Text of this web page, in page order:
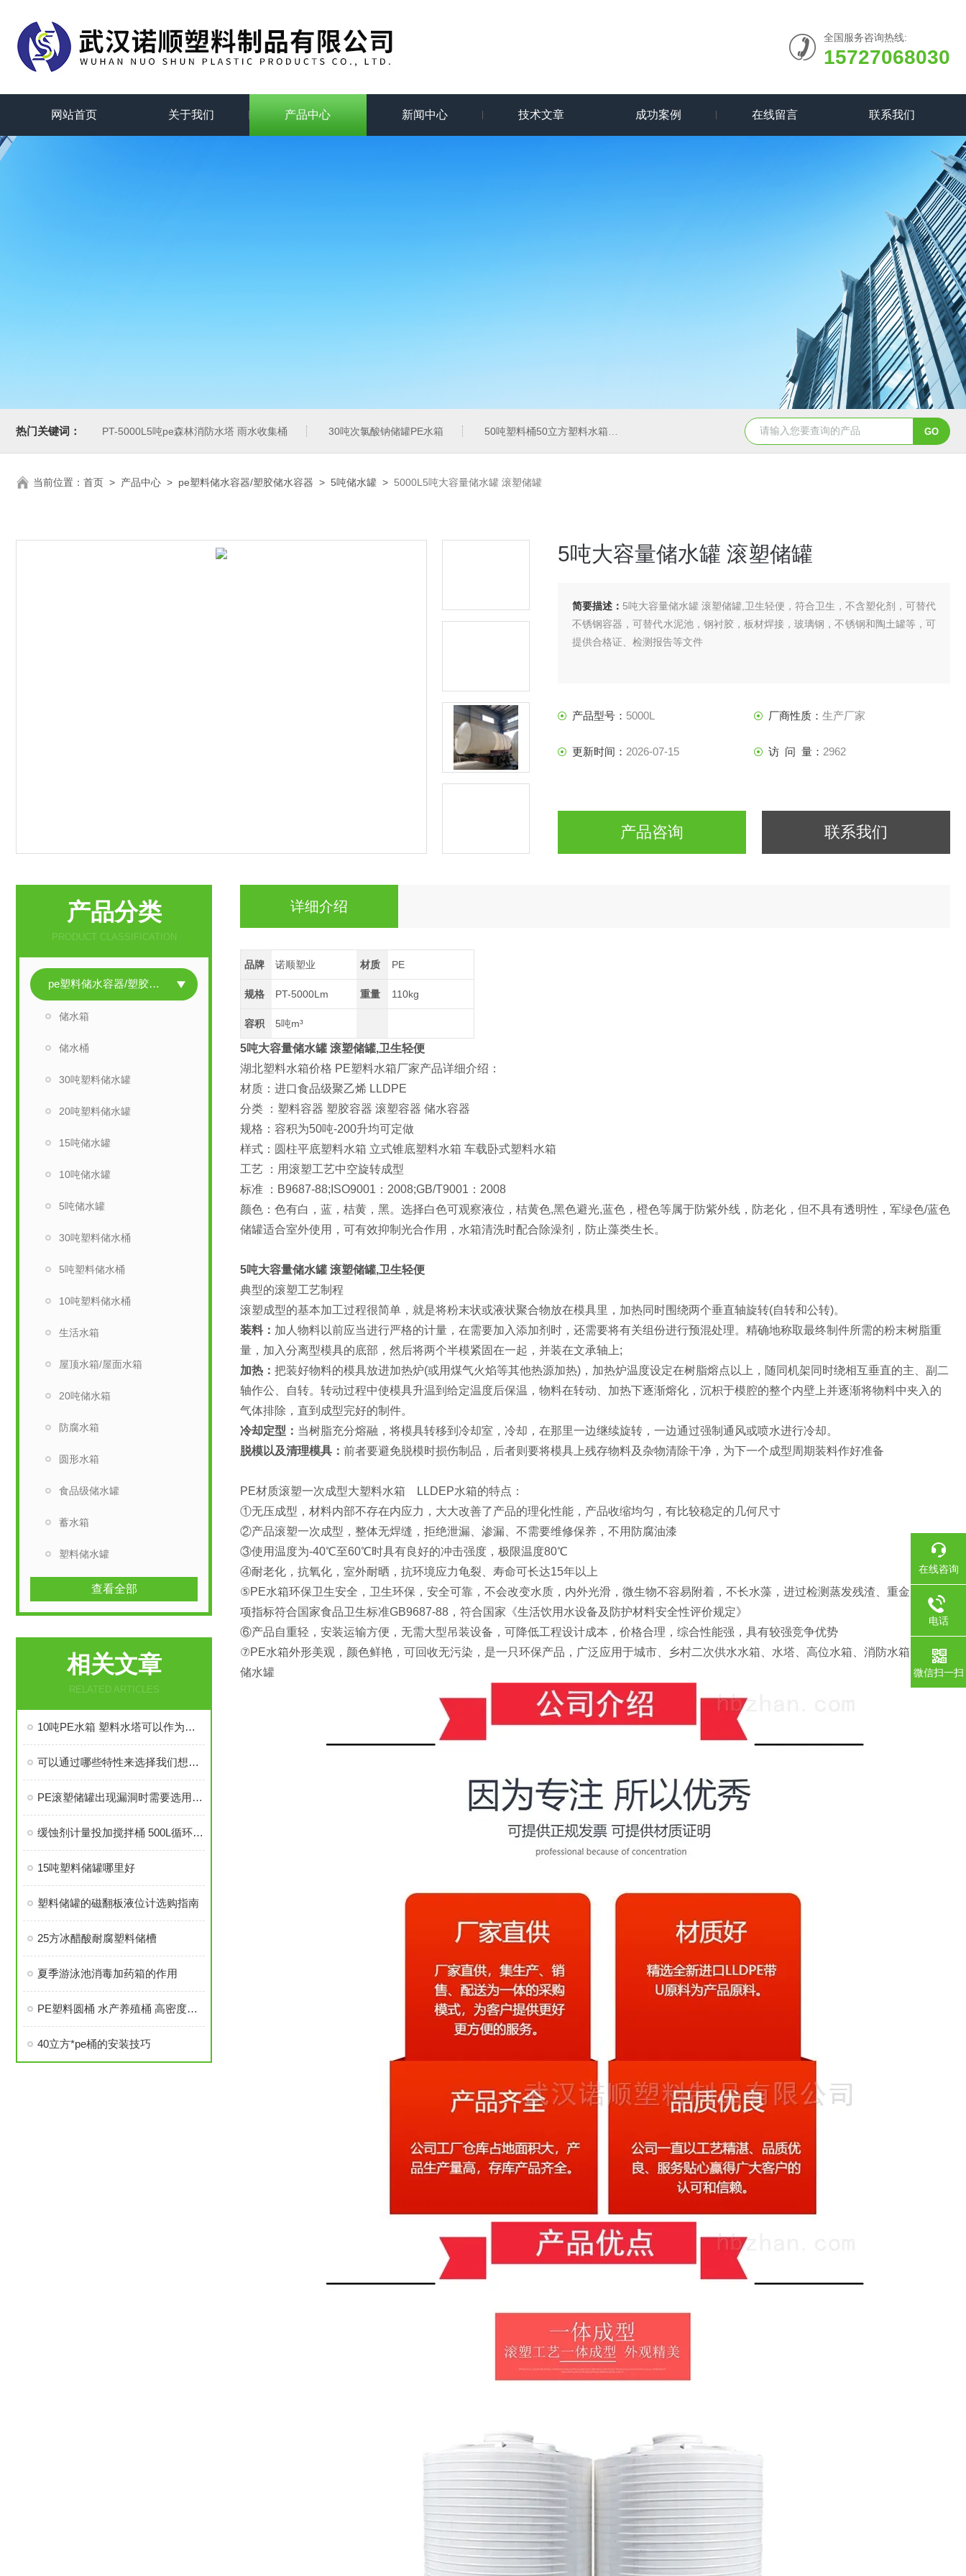
全国服务咨询热线:
15727068030
网站首页 关于我们 产品中心 新闻中心 技术文章 成功案例 在线留言 联系我们
热门关键词： PT-5000L5吨pe森林消防水塔 雨水收集桶 30吨次氯酸钠储罐PE水箱 50吨塑料桶50立方塑料水箱pe水箱 50吨pe塑料水箱储水罐 40吨PE塑料防腐储罐
当前位置： 首页 > 产品中心 > pe塑料储水容器/塑胶储水容器 > 5吨储水罐 > 5000L5吨大容量储水罐 滚塑储罐
5吨大容量储水罐 滚塑储罐
简要描述： 5吨大容量储水罐 滚塑储罐,卫生轻便，符合卫生，不含塑化剂，可替代
不锈钢容器，可替代水泥池，钢衬胶，板材焊接，玻璃钢，不锈钢和陶土罐等，可
提供合格证、检测报告等文件
产品型号： 5000L 厂商性质： 生产厂家
更新时间： 2026-07-15 访 问 量： 2962
产品咨询 联系我们
产品分类
PRODUCT CLASSIFICATION
pe塑料储水容器/塑胶储水容器
储水箱
储水桶
30吨塑料储水罐
20吨塑料储水罐
15吨储水罐
10吨储水罐
5吨储水罐
30吨塑料储水桶
5吨塑料储水桶
10吨塑料储水桶
生活水箱
屋顶水箱/屋面水箱
20吨储水箱
防腐水箱
圆形水箱
食品级储水罐
蓄水箱
塑料储水罐
查看全部
相关文章
RELATED ARTICLES
10吨PE水箱 塑料水塔可以作为生活水箱吗
可以通过哪些特性来选择我们想要的5吨塑料储罐？
PE滚塑储罐出现漏洞时需要选用与储罐罐壁同种的质料进行填充修复
缓蚀剂计量投加搅拌桶 500L循环水处理加药箱
15吨塑料储罐哪里好
塑料储罐的磁翻板液位计选购指南
25方冰醋酸耐腐塑料储槽
夏季游泳池消毒加药箱的作用
PE塑料圆桶 水产养殖桶 高密度循环水养殖应用
40立方*pe桶的安装技巧
详细介绍
品牌 诺顺塑业 材质 PE
规格 PT-5000Lm 重量 110kg
容积 5吨m³
5吨大容量储水罐 滚塑储罐,卫生轻便
湖北塑料水箱价格 PE塑料水箱厂家产品详细介绍：
材质：进口食品级聚乙烯 LLDPE
分类 ：塑料容器 塑胶容器 滚塑容器 储水容器
规格：容积为50吨-200升均可定做
样式：圆柱平底塑料水箱 立式锥底塑料水箱 车载卧式塑料水箱
工艺 ：用滚塑工艺中空旋转成型
标准 ：B9687-88;ISO9001：2008;GB/T9001：2008
颜色：色有白，蓝，桔黄，黑。选择白色可观察液位，桔黄色,黑色避光,蓝色，橙色等属于防紫外线，防老化，但不具有透明性，军绿色/蓝色
储罐适合室外使用，可有效抑制光合作用，水箱清洗时配合除澡剂，防止藻类生长。
5吨大容量储水罐 滚塑储罐,卫生轻便
典型的滚塑工艺制程
滚塑成型的基本加工过程很简单，就是将粉末状或液状聚合物放在模具里，加热同时围绕两个垂直轴旋转(自转和公转)。
装料： 加人物料以前应当进行严格的计量，在需要加入添加剂时，还需要将有关组份进行预混处理。精确地称取最终制件所需的粉末树脂重
量，加入分离型模具的底部，然后将两个半模紧固在一起，并装在文承轴上;
加热： 把装好物料的模具放进加热炉(或用煤气火焰等其他热源加热)，加热炉温度设定在树脂熔点以上，随同机架同时绕相互垂直的主、副二
轴作公、自转。转动过程中使模具升温到给定温度后保温，物料在转动、加热下逐渐熔化，沉枳于模腔的整个内壁上并逐渐将物料中夹入的
气体排除，直到成型完好的制件。
冷却定型： 当树脂充分熔融，将模具转移到冷却室，冷却，在那里一边继续旋转，一边通过强制通风或喷水进行冷却。
脱模以及清理模具： 前者要避免脱模时损伤制品，后者则要将模具上残存物料及杂物清除干净，为下一个成型周期装料作好准备
PE材质滚塑一次成型大塑料水箱 LLDEP水箱的特点：
①无压成型，材料内部不存在内应力，大大改善了产品的理化性能，产品收缩均匀，有比较稳定的几何尺寸
②产品滚塑一次成型，整体无焊缝，拒绝泄漏、渗漏、不需要维修保养，不用防腐油漆
③使用温度为-40℃至60℃时具有良好的冲击强度，极限温度80℃
④耐老化，抗氧化，室外耐晒，抗环境应力龟裂、寿命可长达15年以上
⑤PE水箱环保卫生安全，卫生环保，安全可靠，不会改变水质，内外光滑，微生物不容易附着，不长水藻，进过检测蒸发残渣、重金属等多
项指标符合国家食品卫生标准GB9687-88，符合国家《生活饮用水设备及防护材料安全性评价规定》
⑥产品自重轻，安装运输方便，无需大型吊装设备，可降低工程设计成本，价格合理，综合性能强，具有较强竞争优势
⑦PE水箱外形美观，颜色鲜艳，可回收无污染，是一只环保产品，广泛应用于城市、乡村二次供水水箱、水塔、高位水箱、消防水箱、灌溉
储水罐
在线咨询
电话
微信扫一扫